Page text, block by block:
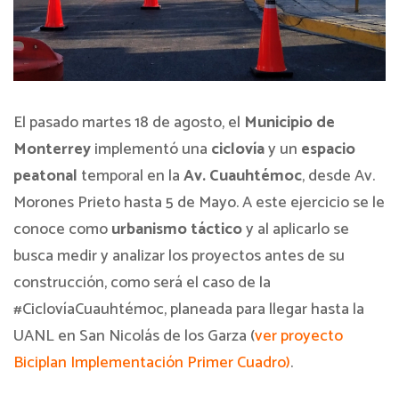
El pasado martes 18 de agosto, el Municipio de
Monterreyimplementó una ciclovíay un espacio
peatonal temporal en laAv. Cuauhtémoc, desde Av.
Morones Prieto hasta 5 de Mayo. A este ejercicio se le
conoce comourbanismo tácticoy al aplicarlo se
busca medir y analizar los proyectos antes de su
construcción, como será el caso de la
#CiclovíaCuauhtémoc, planeada para llegar hasta la
UANL en San Nicolás de los Garza (ver proyecto
Biciplan Implementación Primer Cuadro).